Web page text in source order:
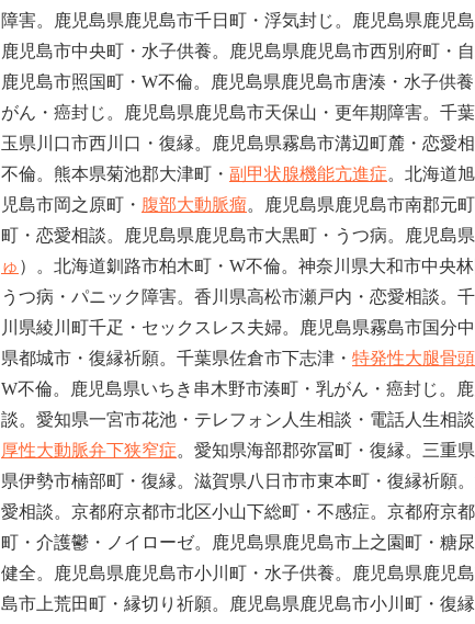
障害。鹿児島県鹿児島市千日町・浮気封じ。鹿児島県鹿児
鹿児島市中央町・水子供養。鹿児島県鹿児島市西別府町・
鹿児島市照国町・W不倫。鹿児島県鹿児島市唐湊・水子供
がん・癌封じ。鹿児島県鹿児島市天保山・更年期障害。 千
玉県川口市西川口・復縁。鹿児島県霧島市溝辺町麓・恋愛
不倫。熊本県菊池郡大津町・ 副甲状腺機能亢進症。北海道
児島市岡之原町・ 腹部大動脈瘤。鹿児島県鹿児島市南郡元
町・恋愛相談。鹿児島県鹿児島市大黒町・うつ病。鹿児島
ゅ ）。北海道釧路市柏木町・W不倫。神奈川県大和市中央
うつ病・パニック障害。香川県高松市瀬戸内・恋愛相談。
川県綾川町千疋・セックスレス夫婦。鹿児島県霧島市国分
県都城市・復縁祈願。 千葉県佐倉市下志津・ 特発性大腿骨
W不倫。鹿児島県いちき串木野市湊町・乳がん・癌封じ。
談。愛知県一宮市花池・テレフォン人生相談・電話人生相談
厚性大動脈弁下狭窄症。愛知県海部郡弥冨町・復縁。三重
県伊勢市楠部町・復縁。滋賀県八日市市東本町・復縁祈願
愛相談。京都府京都市北区小山下総町・不感症。京都府京
町・介護鬱・ノイローゼ。鹿児島県鹿児島市上之園町・糖
健全。鹿児島県鹿児島市小川町・水子供養。鹿児島県鹿児
島市上荒田町・縁切り祈願。鹿児島県鹿児島市小川町・復